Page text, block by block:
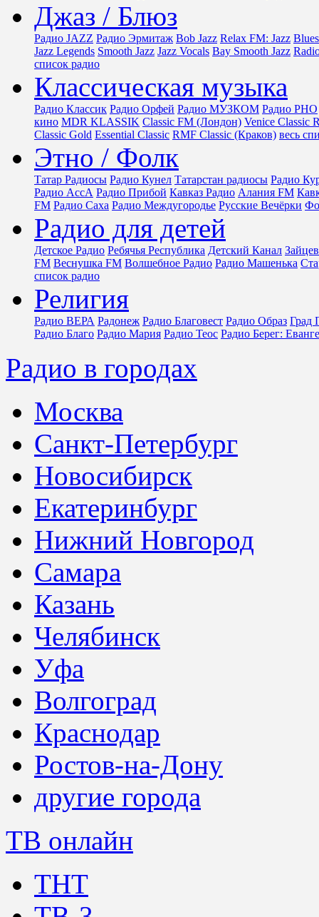
Джаз / Блюз
Радио JAZZ Радио Эрмитаж Bob Jazz Relax FM: Jazz
Jazz Legends Smooth Jazz Jazz Vocals Bay Smooth Jazz
список радио
Классическая музыка
Радио Классик Радио Орфей Радио МУЗКОМ Радио РНО
кино MDR KLASSIK Classic FM (Лондон) Venice Classic
Classic Gold Essential Classic RMF Classic (Краков) весь
Этно / Фолк
Татар Радиосы Радио Кунел Татарстан радиосы Радио
Радио АссА Радио Прибой Кавказ Радио Алания FM
FM Радио Саха Радио Междугородье Русские Вечёрки
Радио для детей
Детское Радио Ребячья Республика Детский Канал
FM Веснушка FM Волшебное Радио Радио Машенька
список радио
Религия
Радио ВЕРА Радонеж Радио Благовест Радио Образ Град
Радио Благо Радио Мария Радио Теос Радио Берег:
Радио в городах
Москва
Санкт-Петербург
Новосибирск
Екатеринбург
Нижний Новгород
Самара
Казань
Челябинск
Уфа
Волгоград
Краснодар
Ростов-на-Дону
другие города
ТВ онлайн
ТНТ